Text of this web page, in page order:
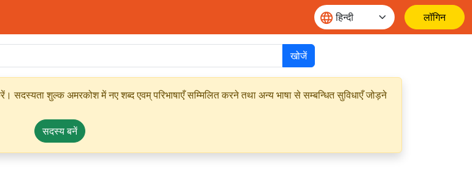
लॉगिन
खोजें
सदस्यता शुल्क अमरकोश में नए शब्द एवम् परिभाषाएँ सम्मिलित करने तथा अन्य भाषा से सम्बन्धित सुविधाएँ जोड़ने
सदस्य बनें